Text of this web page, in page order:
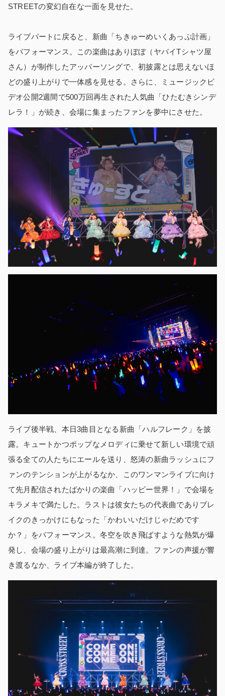
STREETの変幻自在な一面を見せた。
ライブパートに戻ると、新曲「ちきゅーめいくあっぷ計画」
をパフォーマンス。この楽曲はありぼぼ（ヤバイTシャツ屋
さん）が制作したアッパーソングで、初披露とは思えないほ
どの盛り上がりで一体感を見せる。さらに、ミュージックビ
デオ公開2週間で500万回再生された人気曲「ひたむきシンデ
レラ！」が続き、会場に集まったファンを夢中にさせた。
ライブ後半戦、本日3曲目となる新曲「ハルフレーク」を披
露。キュートかつポップなメロディに乗せて新しい環境で頑
張る全ての人たちにエールを送り、怒涛の新曲ラッシュにフ
ァンのテンションが上がるなか、このワンマンライブに向け
て先月配信されたばかりの楽曲「ハッピー世界！」で会場を
キラメキで満たした。ラストは彼女たちの代表曲でありブレ
イクのきっかけにもなった「かわいいだけじゃだめです
か？」をパフォーマンス。冬空を吹き飛ばすような熱気が爆
発し、会場の盛り上がりは最高潮に到達。ファンの声援が響
き渡るなか、ライブ本編が終了した。